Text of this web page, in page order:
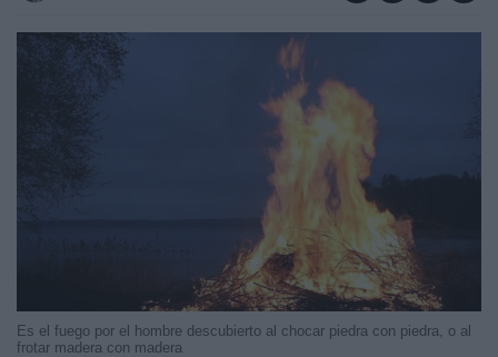
Es el fuego por el hombre descubierto al chocar piedra con piedra, o al
frotar madera con madera